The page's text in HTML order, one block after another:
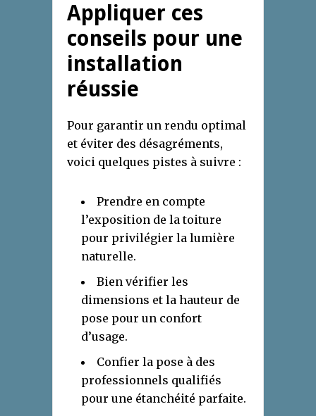
Appliquer ces
conseils pour une
installation
réussie
Pour garantir un rendu optimal
et éviter des désagréments,
voici quelques pistes à suivre :
Prendre en compte
l’exposition de la toiture
pour privilégier la lumière
naturelle.
Bien vérifier les
dimensions et la hauteur de
pose pour un confort
d’usage.
Confier la pose à des
professionnels qualifiés
pour une étanchéité parfaite.